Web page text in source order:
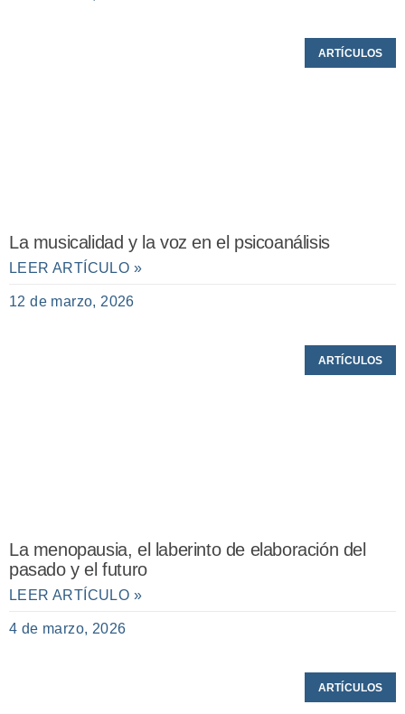
ARTÍCULOS
La musicalidad y la voz en el psicoanálisis
LEER ARTÍCULO »
12 de marzo, 2026
ARTÍCULOS
La menopausia, el laberinto de elaboración del
pasado y el futuro
LEER ARTÍCULO »
4 de marzo, 2026
ARTÍCULOS